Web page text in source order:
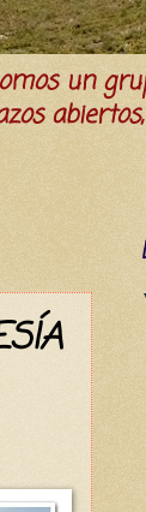
un